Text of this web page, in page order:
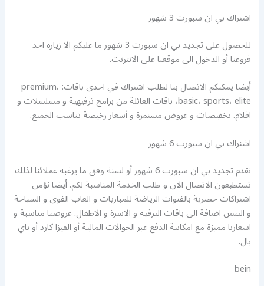
اشتراك بي ان سبورت 3 شهور
للحصول على تجديد بي ان سبورت 3 شهور ما عليكم الا زيارة احد
فروعنا أو الدخول الى موقعنا على الانترنت.
أيضا يمكنكم الاتصال بنا لطلب اشتراك في احدى باقات: premium،
basic، sports، elite، باقات العائلة من برامج ترفيهية و مسلسلات و
افلام. تخفيضات و عروض مستمرة و أسعار رخيصة تناسب الجميع.
اشتراك بي ان سبورت 6 شهور
نقدم تجديد بي ان سبورت 6 شهور أو لسنة وفق ما يرغبه عملائنا لذلك
تستطيعون الاتصال الان و طلب الخدمة المناسبة لكم. أيضا نؤمن
اشتراكات حصرية بالقنوات الرياضة للمباريات و العاب القوى و السباحة
و التنس اضافة الى باقات الترفيه و الاسرة و الاطفال. عروضنا مناسبة و
اسعارنا مميزة مع امكانية الدفع عبر الحوالات المالية أو الفيزا كارد أو باي
بال.
bein